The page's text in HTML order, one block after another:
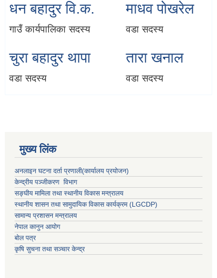
धन बहादुर वि.क.
गाउँ कार्यपालिका सदस्य
माधव पोखरेल
वडा सदस्य
चुरा बहादुर थापा
वडा सदस्य
तारा खनाल
वडा सदस्य
मुख्य लिंक
अनलाइन घटना दर्ता प्रणाली(कार्यालय प्रयोजन)
केन्द्रीय पञ्जीकरण विभाग
सङ्घीय मामिला तथा स्थानीय विकास मन्त्रालय
स्थानीय शासन तथा सामुदायिक विकास कार्यक्रम (LGCDP)
सामान्य प्रशासन मन्त्रालय
नेपाल कानुन आयोग
बाेल पत्र
कृषि सुचना तथा सञ्चार केन्द्र